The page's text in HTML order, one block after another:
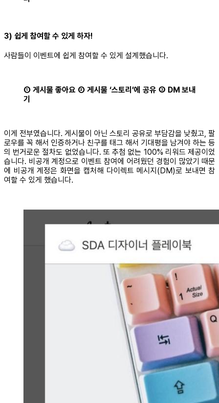
3) 쉽게 참여할 수 있게 하자!
사람들이 이벤트에 쉽게 참여할 수 있게 설계했습니다.
① 게시물 좋아요 ② 게시물 ‘스토리’에 공유 ③ DM 보내
기
이게 전부였습니다. 게시물이 아닌 스토리 공유로 부담감을 낮췄고, 팔
로우를 꼭 해서 인증하거나 친구를 태그 해서 기대평을 남겨야 하는 등
의 번거로운 절차도 없었습니다. 또 추첨 없는 100% 리워드 제공이었
습니다. 비공개 계정으로 이벤트 참여에 어려웠던 경험이 많았기 때문
에 비공개 계정은 화면을 캡처해 다이렉트 메시지(DM)로 보내면 참
여할 수 있게 했습니다.